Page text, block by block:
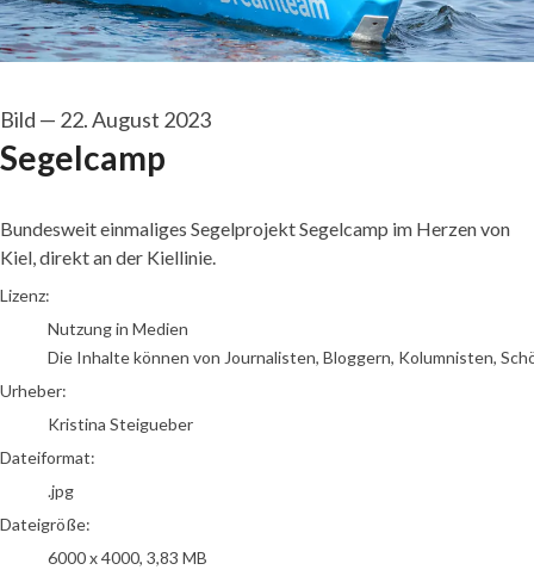
Bild — 22. August 2023
Segelcamp
Bundesweit einmaliges Segelprojekt Segelcamp im Herzen von
Kiel, direkt an der Kiellinie.
Kristina Steigueber
Lizenz:
Nutzung in Medien
Die Inhalte können von Journalisten, Bloggern, Kolumnisten,
Urheber:
Kristina Steigueber
Dateiformat:
.jpg
Dateigröße:
6000 x 4000, 3,83 MB